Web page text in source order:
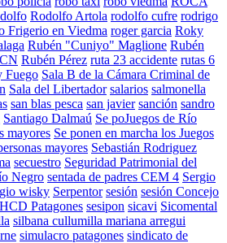
Rodolfo Artola rodolfo cufre rodrigo
Frigerio en Viedma roger garcia Roky
Rubén "Cuniyo" Maglione Rubén
Rubén Pérez ruta 23 accidente rutas 6
Fuego Sala B de la Cámara Criminal de
Sala del Libertador salarios salmonella
san blas pesca san javier sanción sandro
Santiago Dalmaú Se poJuegos de Río
mayores Se ponen en marcha los Juegos
mayores Sebastián Rodriguez
secuestro Seguridad Patrimonial del
Negro sentada de padres CEM 4 Sergio
wisky Serpentor sesión sesión Concejo
Patagones sesipon sicavi Sicomental
silbana cullumilla mariana arregui
simulacro patagones sindicato de